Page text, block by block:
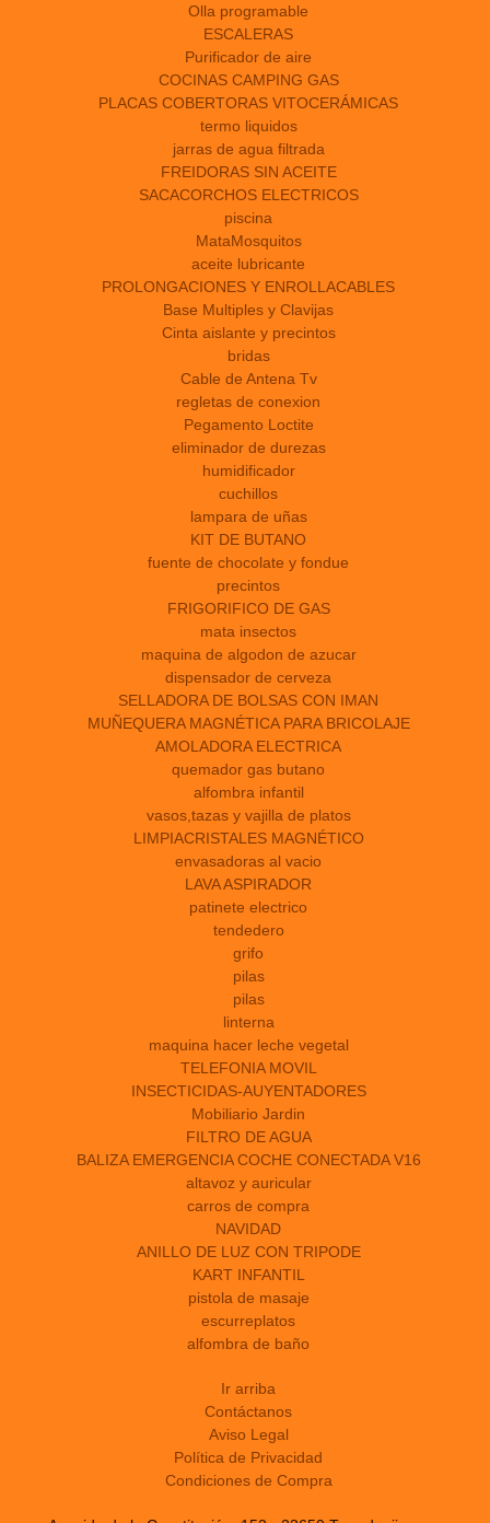
Olla programable
ESCALERAS
Purificador de aire
COCINAS CAMPING GAS
PLACAS COBERTORAS VITOCERÁMICAS
termo liquidos
jarras de agua filtrada
FREIDORAS SIN ACEITE
SACACORCHOS ELECTRICOS
piscina
MataMosquitos
aceite lubricante
PROLONGACIONES Y ENROLLACABLES
Base Multiples y Clavijas
Cinta aislante y precintos
bridas
Cable de Antena Tv
regletas de conexion
Pegamento Loctite
eliminador de durezas
humidificador
cuchillos
lampara de uñas
KIT DE BUTANO
fuente de chocolate y fondue
precintos
FRIGORIFICO DE GAS
mata insectos
maquina de algodon de azucar
dispensador de cerveza
SELLADORA DE BOLSAS CON IMAN
MUÑEQUERA MAGNÉTICA PARA BRICOLAJE
AMOLADORA ELECTRICA
quemador gas butano
alfombra infantil
vasos,tazas y vajilla de platos
LIMPIACRISTALES MAGNÉTICO
envasadoras al vacio
LAVA ASPIRADOR
patinete electrico
tendedero
grifo
pilas
pilas
linterna
maquina hacer leche vegetal
TELEFONIA MOVIL
INSECTICIDAS-AUYENTADORES
Mobiliario Jardin
FILTRO DE AGUA
BALIZA EMERGENCIA COCHE CONECTADA V16
altavoz y auricular
carros de compra
NAVIDAD
ANILLO DE LUZ CON TRIPODE
KART INFANTIL
pistola de masaje
escurreplatos
alfombra de baño
Ir arriba
Contáctanos
Aviso Legal
Política de Privacidad
Condiciones de Compra